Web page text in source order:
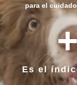
para el
Es el